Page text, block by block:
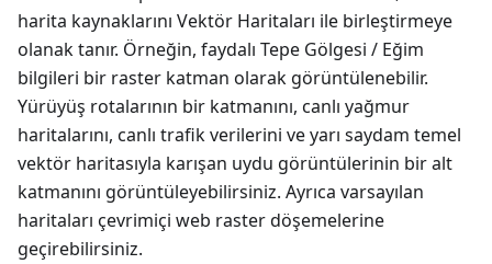
harita kaynaklarını Vektör Haritaları ile birleştirmeye
olanak tanır. Örneğin, faydalı Tepe Gölgesi / Eğim
bilgileri bir raster katman olarak görüntülenebilir.
Yürüyüş rotalarının bir katmanını, canlı yağmur
haritalarını, canlı trafik verilerini ve yarı saydam temel
vektör haritasıyla karışan uydu görüntülerinin bir alt
katmanını görüntüleyebilirsiniz. Ayrıca varsayılan
haritaları çevrimiçi web raster döşemelerine
geçirebilirsiniz.